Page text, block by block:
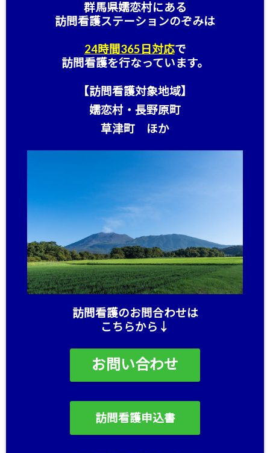
群馬県嬬恋村にある
訪問看護ステーションのぞみは
24時間365日対応で
訪問看護を行なっています。
【訪問看護対象地域】
嬬恋村・長野原町
草津町 ほか
訪問看護のお問合わせは
こちらから↓
お問い合わせ
訪問看護申込書